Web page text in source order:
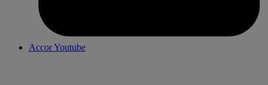
Accor Youtube